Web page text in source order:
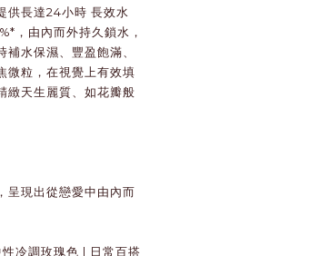
供長達24小時 長效水
，由內而外持久鎖水，
水保濕、豐盈飽滿、
微粒，在視覺上有效填
緻天生麗質、如花瓣般
呈現出從戀愛中由內而
冷調玫瑰色 | 日常百搭